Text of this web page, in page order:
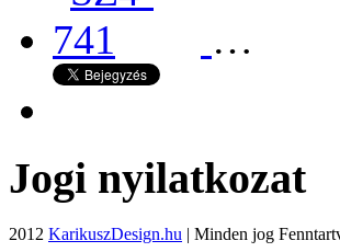
…
Jogi nyilatkozat
2012 KarikuszDesign.hu | Minden jog